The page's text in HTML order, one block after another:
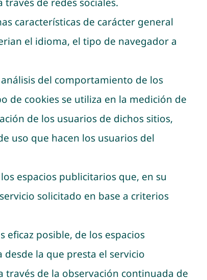
características de carácter general
el idioma, el tipo de navegador a
del comportamiento de los
de cookies se utiliza en la medición de
de los usuarios de dichos sitios,
uso que hacen los usuarios del
espacios publicitarios que, en su
solicitado en base a criterios
posible, de los espacios
la que presta el servicio
de la observación continuada de